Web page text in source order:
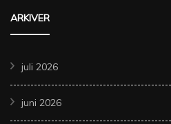
ARKIVER
juli 2026
juni 2026